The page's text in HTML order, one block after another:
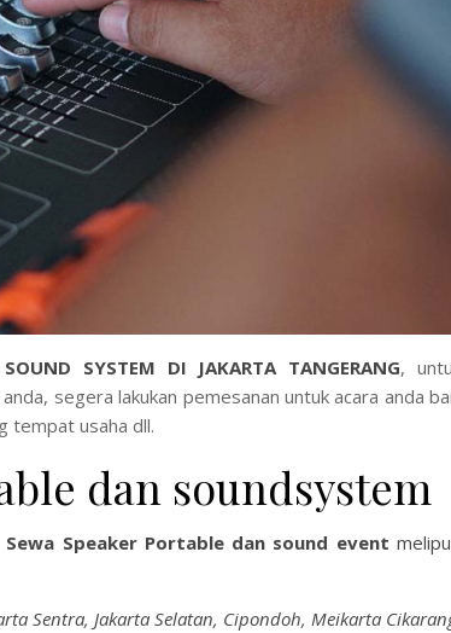
SYSTEM DI JAKARTA TANGERANG,
segera lakukan pemesanan untuk acara anda
tempat usaha dll.
dan soundsystem
Sewa Speaker Portable dan sound event
Sentra, Jakarta Selatan, Cipondoh, Meikarta